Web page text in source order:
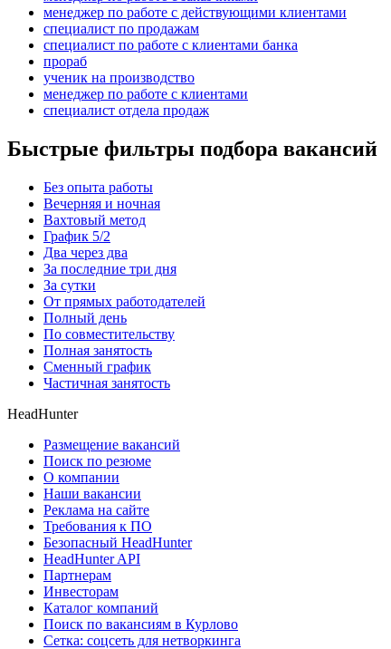
менеджер по работе с действующими клиентами
специалист по продажам
специалист по работе с клиентами банка
прораб
ученик на производство
менеджер по работе с клиентами
специалист отдела продаж
Быстрые фильтры подбора вакансий
Без опыта работы
Вечерняя и ночная
Вахтовый метод
График 5/2
Два через два
За последние три дня
За сутки
От прямых работодателей
Полный день
По совместительству
Полная занятость
Сменный график
Частичная занятость
HeadHunter
Размещение вакансий
Поиск по резюме
О компании
Наши вакансии
Реклама на сайте
Требования к ПО
Безопасный HeadHunter
HeadHunter API
Партнерам
Инвесторам
Каталог компаний
Поиск по вакансиям в Курлово
Сетка: соцсеть для нетворкинга